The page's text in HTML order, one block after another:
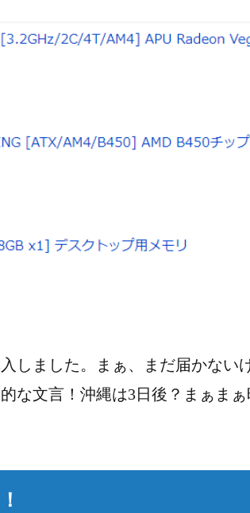
しました。まぁ、まだ届かない
な文言！沖縄は3日後？まぁま